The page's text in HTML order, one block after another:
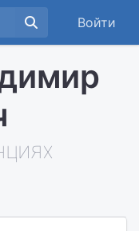
Войти